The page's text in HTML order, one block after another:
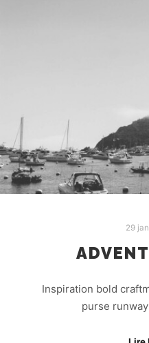
29
Inspiration bold
purse